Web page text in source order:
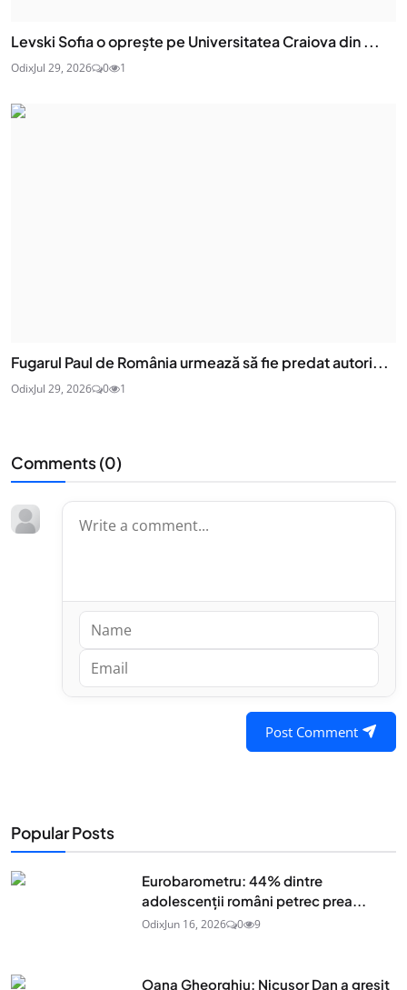
Levski Sofia o oprește pe Universitatea Craiova din ...
OdixJul 29, 2026 0 1
Fugarul Paul de România urmează să fie predat autori...
OdixJul 29, 2026 0 1
Comments (0)
Post Comment
Popular Posts
Eurobarometru: 44% dintre
adolescenţii români petrec prea...
OdixJun 16, 2026 0 9
Oana Gheorghiu: Nicușor Dan a greșit